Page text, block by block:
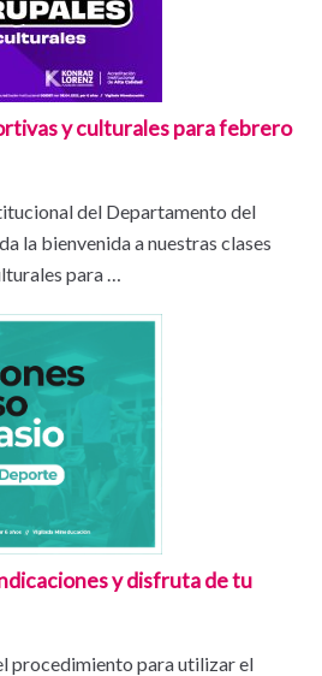
y culturales para febrero
del Departamento del
la bienvenida a nuestras clases
para …
y disfruta de tu
procedimiento para utilizar el